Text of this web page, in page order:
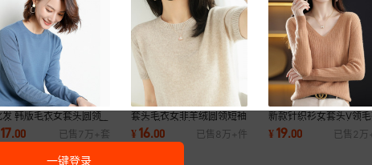
发 韩版毛衣女套头圆领
款宽松百搭打底衫秋冬薄
针织衫跨境
17.00 已售 7万+ 套
套头毛衣女非羊绒圆领短袖
宽松t恤内搭针织衫打底春
秋季短款上衣
¥16.00 已售 8万+ 件
新款针织衫女套头V领
长袖短款百搭纯色打底
气内搭上衣
¥19.00 已售 2万
一键登录